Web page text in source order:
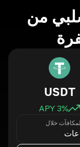
من
USDT
3% APY
خلال